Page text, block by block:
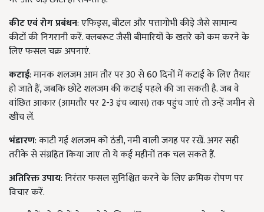
कीट एवं रोग प्रबंधन: एफिड्स, बीटल और पत्तागोभी कीड़े जैसे सामान्य
कीटों की निगरानी करें. क्लबरूट जैसी बीमारियों के खतरे को कम करने के
लिए फसल चक्र अपनाएं.
कटाई: मानक शलजम आम तौर पर 30 से 60 दिनों में कटाई के लिए तैयार
हो जाते हैं, जबकि छोटे शलजम की कटाई पहले की जा सकती है. जब वे
वांछित आकार (आमतौर पर 2-3 इंच व्यास) तक पहुंच जाएं तो उन्हें जमीन से
खींच लें.
भंडारण: काटी गई शलजम को ठंडी, नमी वाली जगह पर रखें. अगर सही
तरीके से संग्रहित किया जाए तो ये कई महीनों तक चल सकते हैं.
अतिरिक्त उपाय: निरंतर फसल सुनिश्चित करने के लिए क्रमिक रोपण पर
विचार करें.